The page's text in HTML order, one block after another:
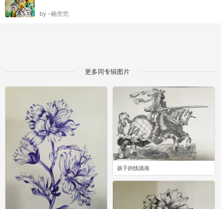
by -杨兜兜
更多同专辑图片
孩子的线描画